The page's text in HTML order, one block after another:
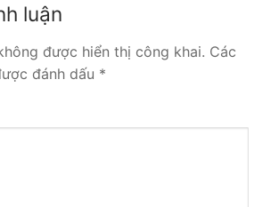
S300
SYSTEM
Cloud
luận
được hiển thị công khai. Các
đánh dấu *